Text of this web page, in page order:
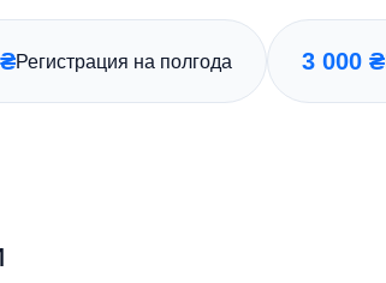
Регистрация на полгода 3 000 ₴